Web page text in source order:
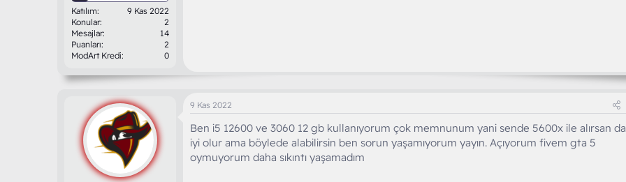
n
h
Katılım
9 Kas 2022
Konular
2
Mesajlar
14
Puanları
2
ModArt Kredi
0
9 Kas 2022
Ben i5 12600 ve 3060 12 gb kullanıyorum çok memnunum yani sende 5600x ile alırsan
iyi olur ama böylede alabilirsin ben sorun yaşamıyorum yayın. Açıyorum fivem gta 5
oymuyorum daha sıkıntı yaşamadım